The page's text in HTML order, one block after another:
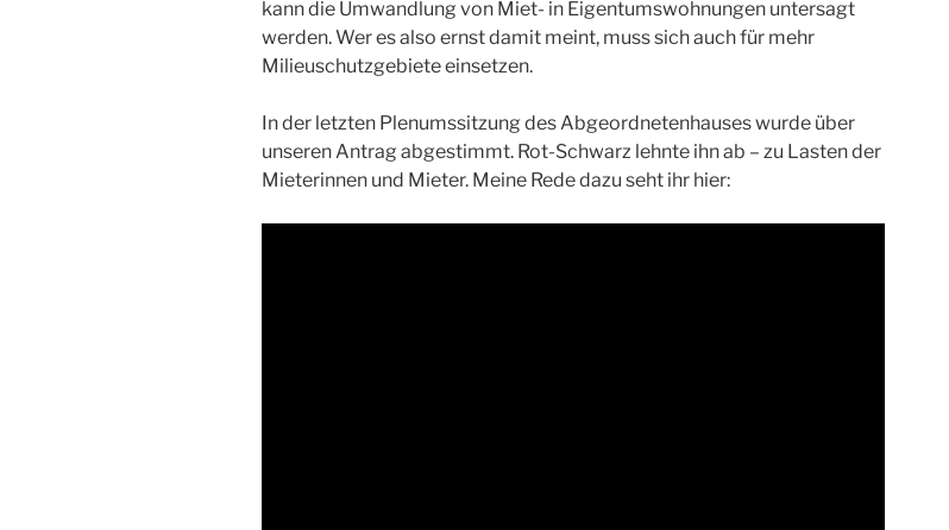
kann die Umwandlung von Miet- in Eigentumswohnungen untersagt
werden. Wer es also ernst damit meint, muss sich auch für mehr
Milieuschutzgebiete einsetzen.
In der letzten Plenumssitzung des Abgeordnetenhauses wurde über
unseren Antrag abgestimmt. Rot-Schwarz lehnte ihn ab – zu Lasten der
Mieterinnen und Mieter. Meine Rede dazu seht ihr hier: